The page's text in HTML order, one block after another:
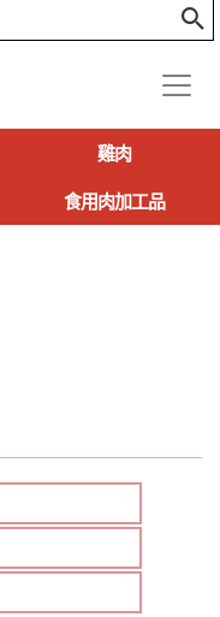
雞肉
食用肉加工品